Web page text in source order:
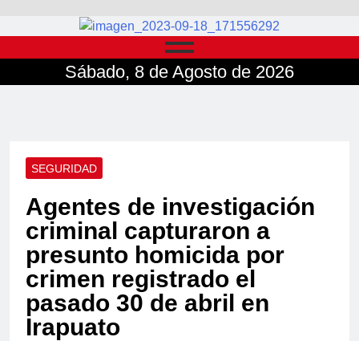
Sábado, 8 de Agosto de 2026
SEGURIDAD
Agentes de investigación
criminal capturaron a
presunto homicida por
crimen registrado el
pasado 30 de abril en
Irapuato